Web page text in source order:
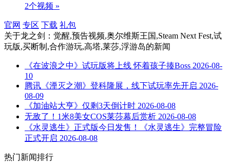
2个视频 »
官网 专区 下载 礼包
关于龙之剑：觉醒,预告视频,奥尔维斯王国,Steam Next Fest,试
玩版,买断制,合作游玩,高塔,莱莎,浮游岛的新闻
《在波浪之中》试玩版将上线 怀着孩子揍Boss 2026-08-
10
腾讯《湮灭之潮》登科隆展，线下试玩率先开启 2026-
08-09
《加油站大亨》仅剩3天倒计时 2026-08-08
无敌了！1米8美女COS莱莎幕后赏析 2026-08-08
《水灵逃生》正式版今日发售！《水灵逃生》完整冒险
正式开启 2026-08-08
热门新闻排行